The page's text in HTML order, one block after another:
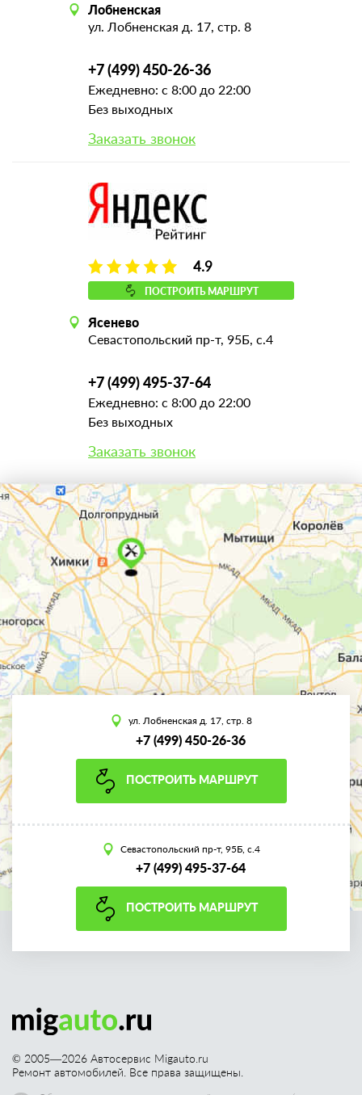
Лобненская
ул. Лобненская д. 17, стр. 8
+7 (499) 450-26-36
Ежедневно: с 8:00 до 22:00
Без выходных
Заказать звонок
4.9
ПОСТРОИТЬ МАРШРУТ
Ясенево
Севастопольский пр-т, 95Б, с.4
+7 (499) 495-37-64
Ежедневно: с 8:00 до 22:00
Без выходных
Заказать звонок
ул. Лобненская д. 17, стр. 8
+7 (499) 450-26-36
ПОСТРОИТЬ МАРШРУТ
Севастопольский пр-т, 95Б, с.4
+7 (499) 495-37-64
ПОСТРОИТЬ МАРШРУТ
© 2005—2026 Автосервис Migauto.ru
Ремонт автомобилей. Все права защищены.